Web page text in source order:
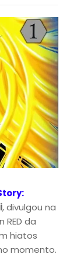
, divulgou na
da
hiatos
momento.